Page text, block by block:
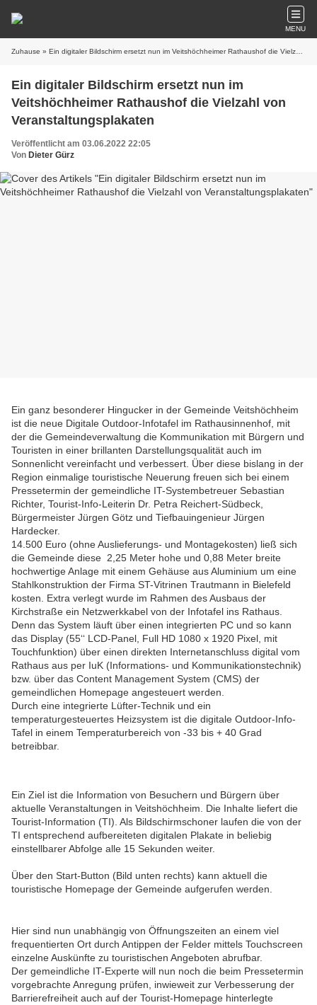
MENU
Zuhause » Ein digitaler Bildschirm ersetzt nun im Veitshöchheimer Rathaushof die Vielzahl von Veranstaltungsplakaten
Ein digitaler Bildschirm ersetzt nun im
Veitshöchheimer Rathaushof die Vielzahl von
Veranstaltungsplakaten
Veröffentlicht am 03.06.2022 22:05
Von Dieter Gürz
Ein ganz besonderer Hingucker in der Gemeinde Veitshöchheim
ist die neue Digitale Outdoor-Infotafel im Rathausinnenhof, mit
der die Gemeindeverwaltung die Kommunikation mit Bürgern und
Touristen in einer brillanten Darstellungsqualität auch im
Sonnenlicht vereinfacht und verbessert. Über diese bislang in der
Region einmalige touristische Neuerung freuen sich bei einem
Pressetermin der gemeindliche IT-Systembetreuer Sebastian
Richter, Tourist-Info-Leiterin Dr. Petra Reichert-Südbeck,
Bürgermeister Jürgen Götz und Tiefbauingenieur Jürgen
Hardecker.
14.500 Euro (ohne Auslieferungs- und Montagekosten) ließ sich
die Gemeinde diese 2,25 Meter hohe und 0,88 Meter breite
hochwertige Anlage mit einem Gehäuse aus Aluminium um eine
Stahlkonstruktion der Firma ST-Vitrinen Trautmann in Bielefeld
kosten. Extra verlegt wurde im Rahmen des Ausbaus der
Kirchstraße ein Netzwerkkabel von der Infotafel ins Rathaus.
Denn das System läuft über einen integrierten PC und so kann
das Display (55‘‘ LCD-Panel, Full HD 1080 x 1920 Pixel, mit
Touchfunktion) über einen direkten Internetanschluss digital vom
Rathaus aus per IuK (Informations- und Kommunikationstechnik)
bzw. über das Content Management System (CMS) der
gemeindlichen Homepage angesteuert werden.
Durch eine integrierte Lüfter-Technik und ein
temperaturgesteuertes Heizsystem ist die digitale Outdoor-Info-
Tafel in einem Temperaturbereich von -33 bis + 40 Grad
betreibbar.
Ein Ziel ist die Information von Besuchern und Bürgern über
aktuelle Veranstaltungen in Veitshöchheim. Die Inhalte liefert die
Tourist-Information (TI). Als Bildschirmschoner laufen die von der
TI entsprechend aufbereiteten digitalen Plakate in beliebig
einstellbarer Abfolge alle 15 Sekunden weiter.
Über den Start-Button (Bild unten rechts) kann aktuell die
touristische Homepage der Gemeinde aufgerufen werden.
Hier sind nun unabhängig von Öffnungszeiten an einem viel
frequentierten Ort durch Antippen der Felder mittels Touchscreen
einzelne Auskünfte zu touristischen Angeboten abrufbar.
Der gemeindliche IT-Experte will nun noch die beim Pressetermin
vorgebrachte Anregung prüfen, inwieweit zur Verbesserung der
Barrierefreiheit auch auf der Tourist-Homepage hinterlegte